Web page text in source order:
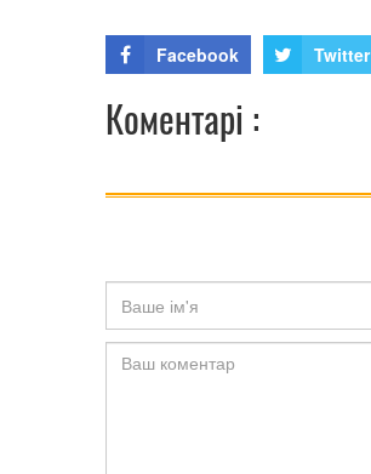
Facebook Twitter
Коментарі :